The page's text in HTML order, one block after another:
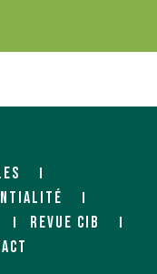
REVUE CIB